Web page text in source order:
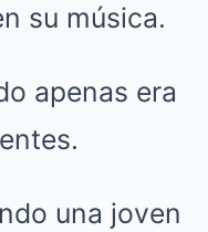
su música.
apenas era
una joven